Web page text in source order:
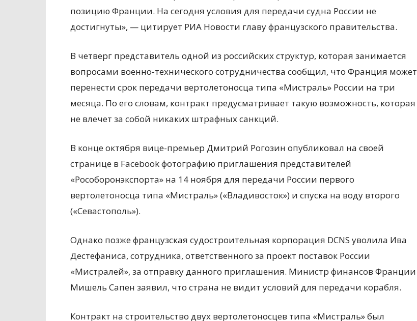
позицию Франции. На сегодня условия для передачи судна России не
достигнуты», — цитирует РИА Новости главу французского правительства.
В четверг представитель одной из российских структур, которая занимается
вопросами военно-технического сотрудничества сообщил, что Франция может
перенести срок передачи вертолетоносца типа «Мистраль» России на три
месяца. По его словам, контракт предусматривает такую возможность, которая
не влечет за собой никаких штрафных санкций.
В конце октября вице-премьер Дмитрий Рогозин опубликовал на своей
странице в Facebook фотографию приглашения представителей
«Рособоронэкспорта» на 14 ноября для передачи России первого
вертолетоносца типа «Мистраль» («Владивосток») и спуска на воду второго
(«Севастополь»).
Однако позже французская судостроительная корпорация DCNS уволила Ива
Дестефаниса, сотрудника, ответственного за проект поставок России
«Мистралей», за отправку данного приглашения. Министр финансов Франции
Мишель Сапен заявил, что страна не видит условий для передачи корабля.
Контракт на строительство двух вертолетоносцев типа «Мистраль» был